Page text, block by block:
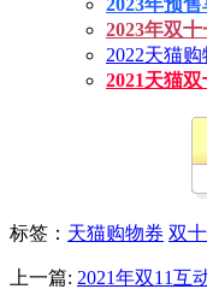
2023年双
2022天猫
2021天猫
标签 ： 天猫购物券 双
上一篇: 2021年双11互